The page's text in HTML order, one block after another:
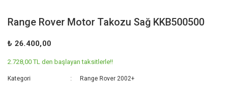
Range Rover Motor Takozu Sağ KKB500500
₺ 26.400,00
2.728,00 TL den başlayan taksitlerle!!
Kategori
Range Rover 2002+